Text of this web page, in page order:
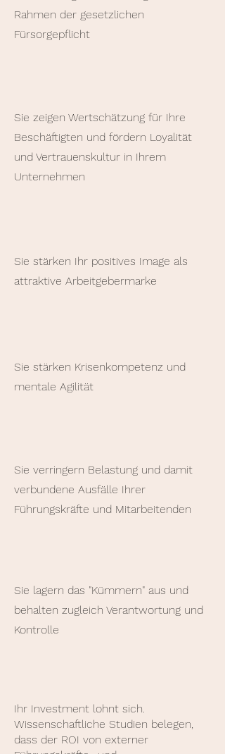
Rahmen der gesetzlichen
Fürsorgepflicht
Sie zeigen Wertschätzung für Ihre
Beschäftigten und fördern Loyalität
und Vertrauenskultur in Ihrem
Unternehmen
Sie stärken Ihr positives Image als
attraktive Arbeitgebermarke
Sie stärken Krisenkompetenz und
mentale Agilität
Sie verringern Belastung und damit
verbundene Ausfälle Ihrer
Führungskräfte und Mitarbeitenden
Sie lagern das "Kümmern" aus und
behalten zugleich Verantwortung und
Kontrolle
Ihr Investment lohnt sich.
Wissenschaftliche Studien belegen,
dass der ROI von externer